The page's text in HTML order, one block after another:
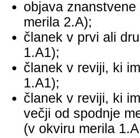
objava
merila 2.A);
članek v prvi ali
1.A1);
članek v reviji, ki
1.A1);
članek v reviji, ki
večji od spodnje
(v okviru merila